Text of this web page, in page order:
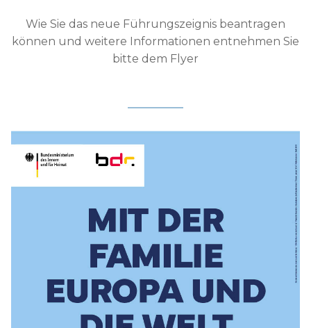
Wie Sie das neue Führungszeignis beantragen
können und weitere Informationen entnehmen Sie
bitte dem Flyer